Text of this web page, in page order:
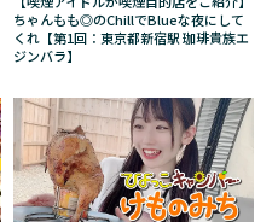
ンギュラリティ」
ト無問題
鈴木完吾
リート
銀座
錦城護謨株式会社
ちゃんもも◎のChillでBlueな夜にして
くれ【第1回：東京都新宿駅 珈琲貴族エ
ジンバラ】